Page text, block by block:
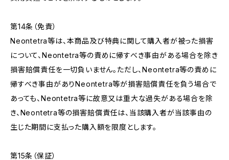
第14条（免責）
Neontetra等は、本商品及び特典に関して購入者が被った損害
について、Neontetra等の責めに帰すべき事由がある場合を除き
損害賠償責任を一切負いません。ただし、Neontetra等の責めに
帰すべき事由がありNeontetra等が損害賠償責任を負う場合で
あっても、Neontetra等に故意又は重大な過失がある場合を除
き、Neontetra等の損害賠償責任は、当該購入者が当該事由の
生じた期間に支払った購入額を限度とします。
第15条（保証）